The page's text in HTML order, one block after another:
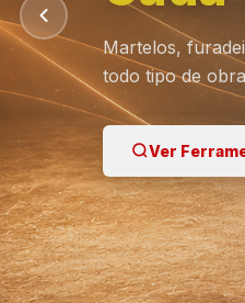
Ver Lustres
Martelos,
todo tipo de
Ver
Ver Tintas